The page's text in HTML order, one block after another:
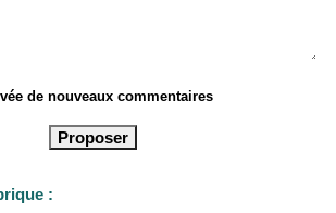
de nouveaux commentaires
: